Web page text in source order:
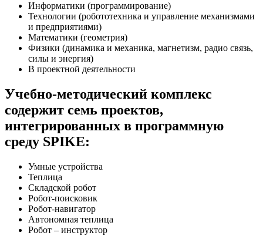
Информатики (программирование)
Технологии (робототехника и управление механизмами
и предприятиями)
Математики (геометрия)
Физики (динамика и механика, магнетизм, радио связь,
силы и энергия)
В проектной деятельности
Учебно-методический комплекс
содержит семь проектов,
интегрированных в программную
среду SPIKE:
Умные устройства
Теплица
Складской робот
Робот-поисковик
Робот-навигатор
Автономная теплица
Робот – инструктор